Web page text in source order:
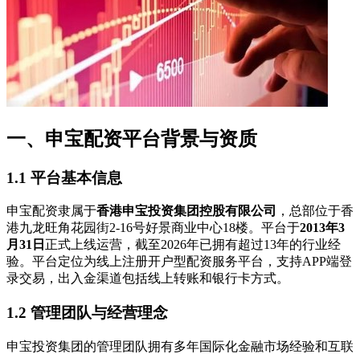
一、申宝配资平台背景与资质
1.1 平台基本信息
申宝配资隶属于香港申宝投资集团控股有限公司
，总部位于香
港九龙旺角花园街2-16号好景商业中心18楼。平台于2013年3
月31日 正式上线运营，截至2026年已拥有超过13年的行业经
验。平台定位为线上注册开户型配资服务平台，支持APP端登
录交易，出入金渠道包括线上转账和银行卡方式。
1.2 管理团队与经营理念
申宝投资集团的管理团队拥有多年国际化金融市场经验和互联